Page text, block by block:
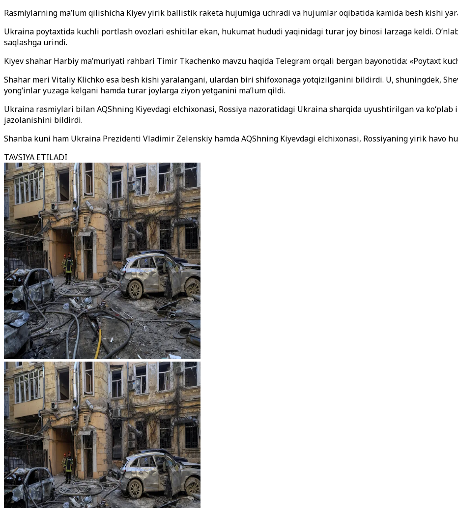
Rasmiylarning ma’lum qilishicha Kiyev yirik ballistik raketa hujumiga uchradi va hujumlar oqibatida kamida besh kishi
Ukraina poytaxtida kuchli portlash ovozlari eshitilar ekan, hukumat hududi yaqinidagi turar joy binosi larzaga keldi.
saqlashga urindi.
Kiyev shahar Harbiy ma’muriyati rahbari Timir Tkachenko mavzu haqida Telegram orqali bergan bayonotida: «Poytaxt
Shahar meri Vitaliy Klichko esa besh kishi yaralangani, ulardan biri shifoxonaga yotqizilganini bildirdi. U, shuningdek,
yong‘inlar yuzaga kelgani hamda turar joylarga ziyon yetganini ma’lum qildi.
Ukraina rasmiylari bilan AQShning Kiyevdagi elchixonasi, Rossiya nazoratidagi Ukraina sharqida uyushtirilgan va
jazolanishini bildirdi.
Shanba kuni ham Ukraina Prezidenti Vladimir Zelenskiy hamda AQShning Kiyevdagi elchixonasi, Rossiyaning yirik havo
TAVSIYA ETILADI